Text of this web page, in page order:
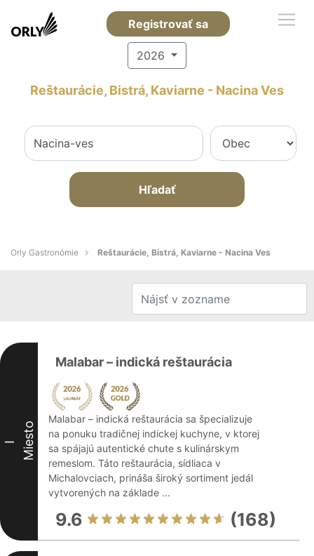
Registrovať sa
2026
Reštaurácie, Bistrá, Kaviarne - Nacina Ves
Hľadať
Orly Gastronómie Reštaurácie, Bistrá, Kaviarne - Nacina Ves
I Miesto
Malabar – indická reštaurácia
Malabar – indická reštaurácia sa špecializuje
na ponuku tradičnej indickej kuchyne, v ktorej
sa spájajú autentické chute s kulinárskym
remeslom. Táto reštaurácia, sídliaca v
Michalovciach, prináša široký sortiment jedál
vytvorených na základe ...
9.6 (168)